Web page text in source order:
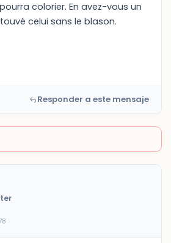
colorier. En avez-vous un
celui sans le blason.
Responder a este mensaje